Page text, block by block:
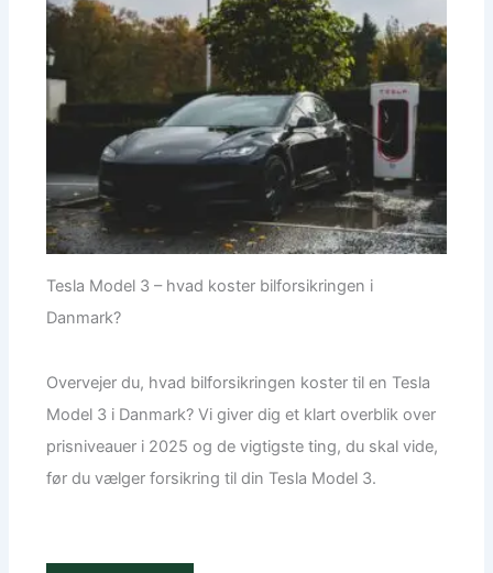
Tesla Model 3 – hvad koster bilforsikringen i
Danmark?
Overvejer du, hvad bilforsikringen koster til en Tesla
Model 3 i Danmark? Vi giver dig et klart overblik over
prisniveauer i 2025 og de vigtigste ting, du skal vide,
før du vælger forsikring til din Tesla Model 3.